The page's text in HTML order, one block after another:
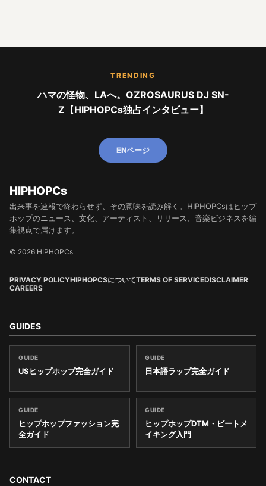
TRENDING
ハマの怪物、LAへ。OZROSAURUS DJ SN-
Z【HIPHOPCs独占インタビュー】
ENページ
HIPHOPCs
出来事を速報で終わらせず、その意味を読み解く。HIPHOPCsはヒップ
ホップのニュース、文化、アーティスト、リリース、音楽ビジネスを編
集視点で届けます。
© 2026 HIPHOPCs
PRIVACY POLICYHIPHOPCSについてTERMS OF SERVICEDISCLAIMER
CAREERS
GUIDES
GUIDE
USヒップホップ完全ガイド
GUIDE
日本語ラップ完全ガイド
GUIDE
ヒップホップファッション完
全ガイド
GUIDE
ヒップホップDTM・ビートメ
イキング入門
CONTACT